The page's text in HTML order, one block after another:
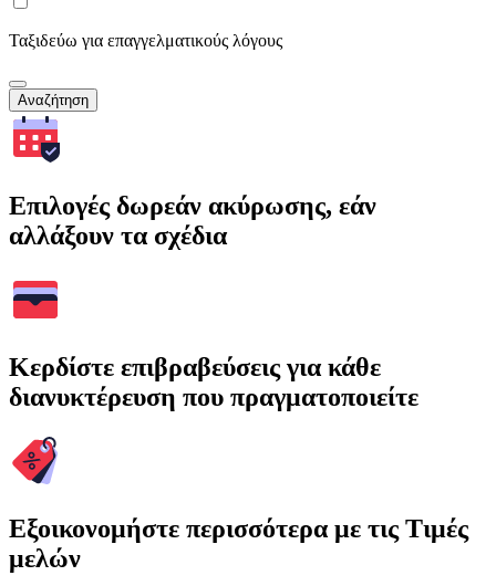
Ταξιδεύω για επαγγελματικούς λόγους
Αναζήτηση
Επιλογές δωρεάν ακύρωσης, εάν
αλλάξουν τα σχέδια
Κερδίστε επιβραβεύσεις για κάθε
διανυκτέρευση που πραγματοποιείτε
Εξοικονομήστε περισσότερα με τις Τιμές
μελών